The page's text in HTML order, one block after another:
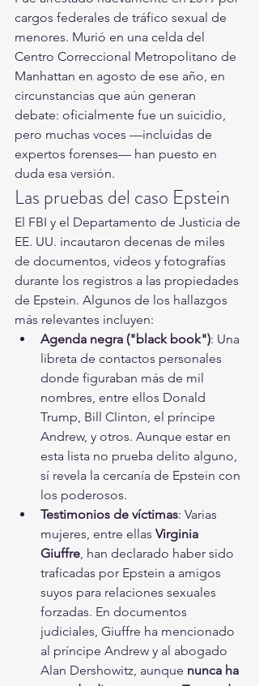
cargos federales de tráfico sexual de
menores. Murió en una celda del
Centro Correccional Metropolitano de
Manhattan en agosto de ese año, en
circunstancias que aún generan
debate: oficialmente fue un suicidio,
pero muchas voces —incluidas de
expertos forenses— han puesto en
duda esa versión.
Las pruebas del caso Epstein
El FBI y el Departamento de Justicia de
EE. UU. incautaron decenas de miles
de documentos, videos y fotografías
durante los registros a las propiedades
de Epstein. Algunos de los hallazgos
más relevantes incluyen:
Agenda negra ("black book"): Una
libreta de contactos personales
donde figuraban más de mil
nombres, entre ellos Donald
Trump, Bill Clinton, el príncipe
Andrew, y otros. Aunque estar en
esta lista no prueba delito alguno,
sí revela la cercanía de Epstein con
los poderosos.
Testimonios de víctimas: Varias
mujeres, entre ellas Virginia
Giuffre , han declarado haber sido
traficadas por Epstein a amigos
suyos para relaciones sexuales
forzadas. En documentos
judiciales, Giuffre ha mencionado
al príncipe Andrew y al abogado
Alan Dershowitz, aunque nunca ha